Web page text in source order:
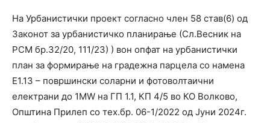
На Урбанистички проект согласно член 58 став(6) од
Законот за урбанистичко планирање (Сл.Весник на
РСМ бр.32/20, 111/23) ) вон опфат на урбанистички
план за формирање на градежна парцела со намена
Е1.13 – површински соларни и фотоволтаични
електрани до 1MW на ГП 1.1, КП 4/5 во КО Волково,
Општина Прилеп со тех.бр. 06-1/2022 од Јуни 2024г.